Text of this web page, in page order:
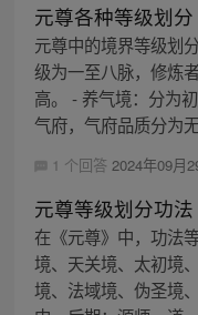
元尊各种等级划分
元尊中的境界等级划
级为一至八脉，修炼
高。 - 养气境：分为
气府，气府品质分为
1 个回答 2024年09月
元尊等级划分功法
在《元尊》中，功法
境、天关境、太初境
境、法域境、伪圣境